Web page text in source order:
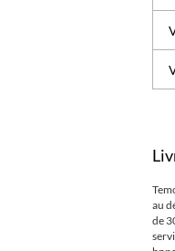
au
de